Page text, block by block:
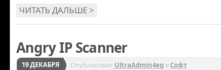
ЧИТАТЬ ДАЛЬШЕ >
Angry IP Scanner
19 ДЕКАБРЯ Опубликовал UltraAdmin4eg в Софт